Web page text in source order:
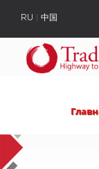
RU 中国